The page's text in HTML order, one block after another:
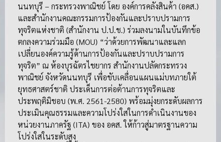
นนทบุรี – กระทรวงพาณิชย์ โดย องค์การคลังสินค้า (อคส.)
และสำนักงานคณะกรรมการป้องกันและปราบปรามการ
ทุจริตแห่งชาติ (สำนักงาน ป.ป.ช.) ร่วมลงนามในบันทึกข้อ
ตกลงความร่วมมือ (MOU) “ว่าด้วยการพัฒนาและแลก
เปลี่ยนองค์ความรู้ด้านการป้องกันและปราบปรามการ
ทุจริต” ณ ห้องบุรฉัตรไชยากร สำนักงานปลัดกระทรวง
พาณิชย์ จังหวัดนนทบุรี เพื่อขับเคลื่อนแผนแม่บทภายใต้
ยุทธศาสตร์ชาติ ประเด็นการต่อต้านการทุจริตและ
ประพฤติมิชอบ (พ.ศ. 2561-2580) พร้อมมุ่งยกระดับผลการ
ประเมินคุณธรรมและความโปร่งใสในการดำเนินงานของ
หน่วยงานภาครัฐ (ITA) ของ อคส. ให้ก้าวสู่มาตรฐานความ
โปร่งใสในระดับสูง